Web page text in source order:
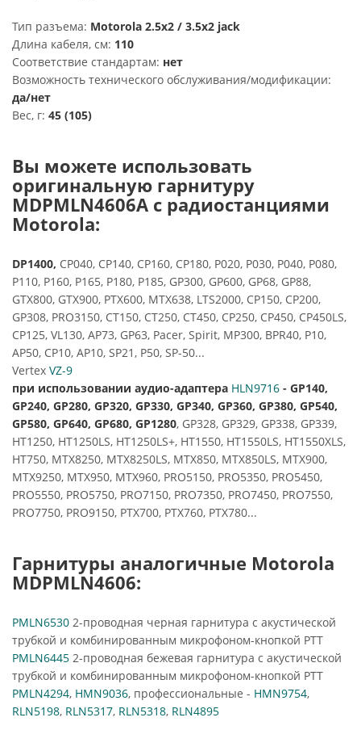
Тип разъема: Motorola 2.5x2 / 3.5x2 jack
Длина кабеля, см: 110
Соответствие стандартам: нет
Возможность технического обслуживания/модификации:
да/нет
Вес, г: 45 (105)
Вы можете использовать
оригинальную гарнитуру
MDPMLN4606A с радиостанциями
Motorola:
DP1400, CP040, CP140, CP160, CP180, P020, P030, P040, P080,
P110, P160, P165, P180, P185, GP300, GP600, GP68, GP88,
GTX800, GTX900, PTX600, MTX638, LTS2000, CP150, CP200,
GP308, PRO3150, CT150, CT250, CT450, CP250, CP450, CP450LS,
CP125, VL130, AP73, GP63, Pacer, Spirit, MP300, BPR40, P10,
AP50, CP10, AP10, SP21, P50, SP-50...
Vertex VZ-9
при использовании аудио-адаптера HLN9716 - GP140,
GP240, GP280, GP320, GP330, GP340, GP360, GP380, GP540,
GP580, GP640, GP680, GP1280, GP328, GP329, GP338, GP339,
HT1250, HT1250LS, HT1250LS+, HT1550, HT1550LS, HT1550XLS,
HT750, MTX8250, MTX8250LS, MTX850, MTX850LS, MTX900,
MTX9250, MTX950, MTX960, PRO5150, PRO5350, PRO5450,
PRO5550, PRO5750, PRO7150, PRO7350, PRO7450, PRO7550,
PRO7750, PRO9150, PTX700, PTX760, PTX780...
Гарнитуры аналогичные Motorola
MDPMLN4606:
PMLN6530 2-проводная черная гарнитура с акустической
трубкой и комбинированным микрофоном-кнопкой PTT
PMLN6445 2-проводная бежевая гарнитура с акустической
трубкой и комбинированным микрофоном-кнопкой PTT
PMLN4294, HMN9036, профессиональные - HMN9754,
RLN5198, RLN5317, RLN5318, RLN4895